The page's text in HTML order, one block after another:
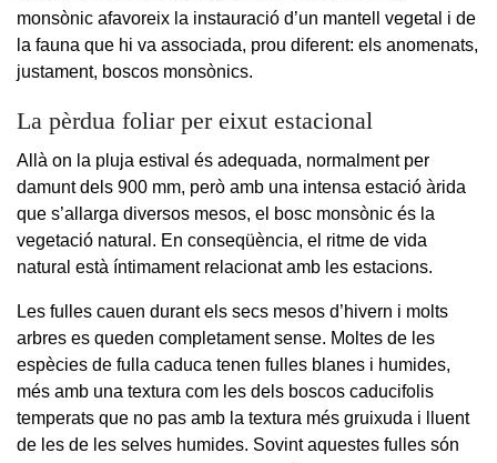
monsònic afavoreix la instauració d’un mantell vegetal i de
la fauna que hi va associada, prou diferent: els anomenats,
justament, boscos monsònics.
La pèrdua foliar per eixut estacional
Allà on la pluja estival és adequada, normalment per
damunt dels 900 mm, però amb una intensa estació àrida
que s’allarga diversos mesos, el bosc monsònic és la
vegetació natural. En conseqüència, el ritme de vida
natural està íntimament relacionat amb les estacions.
Les fulles cauen durant els secs mesos d’hivern i molts
arbres es queden completament sense. Moltes de les
espècies de fulla caduca tenen fulles blanes i humides,
més amb una textura com les dels boscos caducifolis
temperats que no pas amb la textura més gruixuda i lluent
de les de les selves humides. Sovint aquestes fulles són